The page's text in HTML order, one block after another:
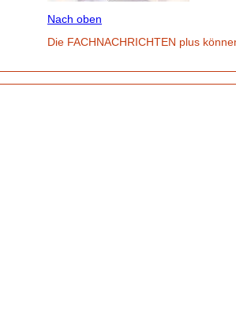
Nach oben
Die FACHNACHRICHTEN plus